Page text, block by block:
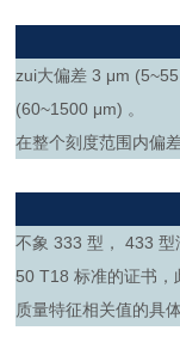
zui大偏差 3 μm
(60~1500 μm) 。
在整个刻度范围内偏
不象 333 型， 433
50 T18 标准的证书，
质量特征相关值的具